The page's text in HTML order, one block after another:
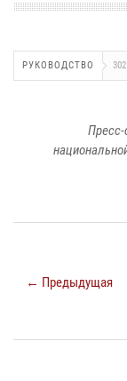
РУКОВОДСТВО 302
← Предыдущая